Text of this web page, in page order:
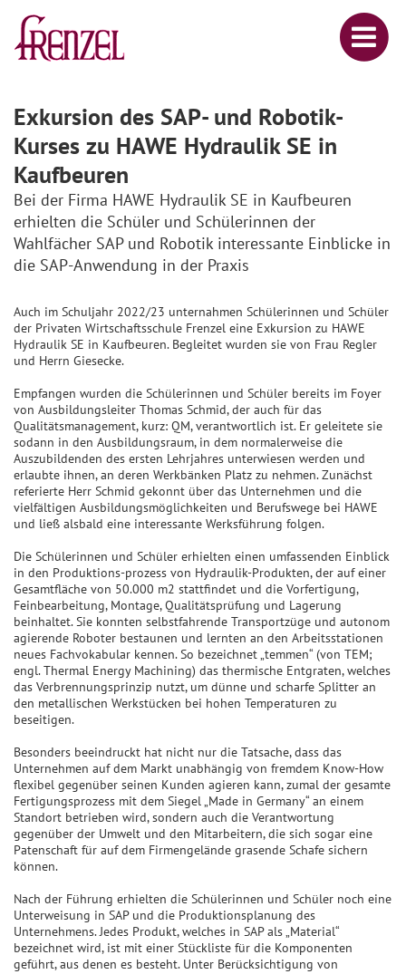
Exkursion des SAP- und Robotik-
Kurses zu HAWE Hydraulik SE in
Kaufbeuren
Bei der Firma HAWE Hydraulik SE in Kaufbeuren
erhielten die Schüler und Schülerinnen der
Wahlfächer SAP und Robotik interessante Einblicke in
die SAP-Anwendung in der Praxis
Auch im Schuljahr 2022/23 unternahmen Schülerinnen und Schüler
der Privaten Wirtschaftsschule Frenzel eine Exkursion zu HAWE
Hydraulik SE in Kaufbeuren. Begleitet wurden sie von Frau Regler
und Herrn Giesecke.
Empfangen wurden die Schülerinnen und Schüler bereits im Foyer
von Ausbildungsleiter Thomas Schmid, der auch für das
Qualitätsmanagement, kurz: QM, verantwortlich ist. Er geleitete sie
sodann in den Ausbildungsraum, in dem normalerweise die
Auszubildenden des ersten Lehrjahres unterwiesen werden und
erlaubte ihnen, an deren Werkbänken Platz zu nehmen. Zunächst
referierte Herr Schmid gekonnt über das Unternehmen und die
vielfältigen Ausbildungsmöglichkeiten und Berufswege bei HAWE
und ließ alsbald eine interessante Werksführung folgen.
Die Schülerinnen und Schüler erhielten einen umfassenden Einblick
in den Produktions-prozess von Hydraulik-Produkten, der auf einer
Gesamtfläche von 50.000 m2 stattfindet und die Vorfertigung,
Feinbearbeitung, Montage, Qualitätsprüfung und Lagerung
beinhaltet. Sie konnten selbstfahrende Transportzüge und autonom
agierende Roboter bestaunen und lernten an den Arbeitsstationen
neues Fachvokabular kennen. So bezeichnet „temmen“ (von TEM;
engl. Thermal Energy Machining) das thermische Entgraten, welches
das Verbrennungsprinzip nutzt, um dünne und scharfe Splitter an
den metallischen Werkstücken bei hohen Temperaturen zu
beseitigen.
Besonders beeindruckt hat nicht nur die Tatsache, dass das
Unternehmen auf dem Markt unabhängig von fremdem Know-How
flexibel gegenüber seinen Kunden agieren kann, zumal der gesamte
Fertigungsprozess mit dem Siegel „Made in Germany“ an einem
Standort betrieben wird, sondern auch die Verantwortung
gegenüber der Umwelt und den Mitarbeitern, die sich sogar eine
Patenschaft für auf dem Firmengelände grasende Schafe sichern
können.
Nach der Führung erhielten die Schülerinnen und Schüler noch eine
Unterweisung in SAP und die Produktionsplanung des
Unternehmens. Jedes Produkt, welches in SAP als „Material“
bezeichnet wird, ist mit einer Stückliste für die Komponenten
geführt, aus denen es besteht. Unter Berücksichtigung von